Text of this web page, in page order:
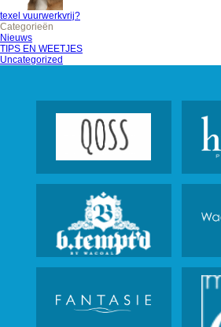
texel vuurwerkvrij?
Categorieën
Nieuws
TIPS EN WEETJES
Uncategorized